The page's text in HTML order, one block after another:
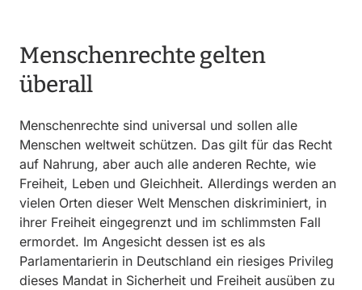
Menschenrechte gelten
überall
Menschenrechte sind universal und sollen alle
Menschen weltweit schützen. Das gilt für das Recht
auf Nahrung, aber auch alle anderen Rechte, wie
Freiheit, Leben und Gleichheit. Allerdings werden an
vielen Orten dieser Welt Menschen diskriminiert, in
ihrer Freiheit eingegrenzt und im schlimmsten Fall
ermordet. Im Angesicht dessen ist es als
Parlamentarierin in Deutschland ein riesiges Privileg
dieses Mandat in Sicherheit und Freiheit ausüben zu